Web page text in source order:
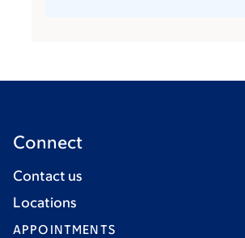
Connect
Contact us
Locations
APPOINTMENTS